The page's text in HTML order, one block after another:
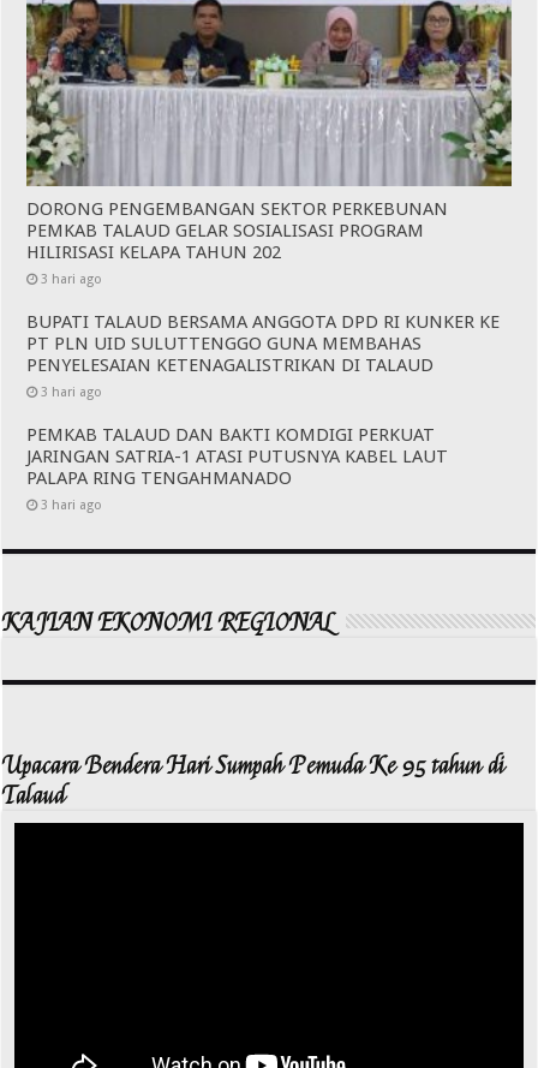
DORONG PENGEMBANGAN SEKTOR PERKEBUNAN
PEMKAB TALAUD GELAR SOSIALISASI PROGRAM
HILIRISASI KELAPA TAHUN 202
3 hari ago
BUPATI TALAUD BERSAMA ANGGOTA DPD RI KUNKER KE
PT PLN UID SULUTTENGGO GUNA MEMBAHAS
PENYELESAIAN KETENAGALISTRIKAN DI TALAUD
3 hari ago
PEMKAB TALAUD DAN BAKTI KOMDIGI PERKUAT
JARINGAN SATRIA-1 ATASI PUTUSNYA KABEL LAUT
PALAPA RING TENGAHMANADO
3 hari ago
KAJIAN EKONOMI REGIONAL
Upacara Bendera Hari Sumpah Pemuda Ke 95 tahun di
Talaud